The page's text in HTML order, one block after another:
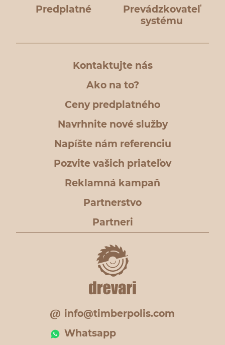
Predplatné
Prevádzkovateľ
systému
Kontaktujte nás
Ako na to?
Ceny predplatného
Navrhnite nové služby
Napíšte nám referenciu
Pozvite vašich priateľov
Reklamná kampaň
Partnerstvo
Partneri
info@timberpolis.com
Whatsapp